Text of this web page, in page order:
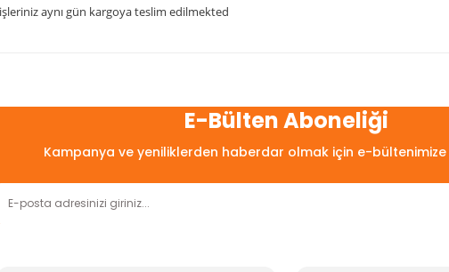
aynı gün kargoya teslim edilmekted
Bu ürüne ilk yorumu siz yapın!
E-Bülten Aboneliği
Kampanya ve yeniliklerden haberdar olmak için e-